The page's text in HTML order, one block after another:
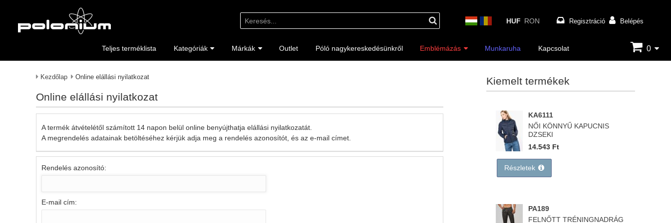
HUF RON Regisztráció Belépés
Teljes terméklista Kategóriák Márkák Outlet Póló nagykereskedésünkről Emblémázás Munkaruha Kapcsolat 0
Kezdőlap Online elállási nyilatkozat
Online elállási nyilatkozat
A termék átvételétől számított 14 napon belül online benyújthatja elállási nyilatkozatát.
A megrendelés adatainak betöltéséhez kérjük adja meg a rendelés azonosítót, és az e-mail címet.
Rendelés azonosító:
E-mail cím:
Kiemelt termékek
KA6111
NŐI KÖNNYŰ KAPUCNIS
DZSEKI
14.543 Ft
Részletek
PA189
FELNŐTT TRÉNINGNADRÁG